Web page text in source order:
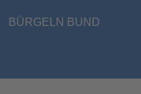
BÜRGELN BUND